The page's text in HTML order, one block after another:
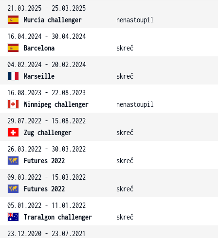
21.03.2025 - 25.03.2025
Murcia challenger
nenastoupil
16.04.2024 - 30.04.2024
Barcelona
skreč
04.02.2024 - 20.02.2024
Marseille
skreč
16.08.2023 - 22.08.2023
Winnipeg challenger
nenastoupil
29.07.2022 - 15.08.2022
Zug challenger
skreč
26.03.2022 - 30.03.2022
Futures 2022
skreč
09.03.2022 - 15.03.2022
Futures 2022
skreč
05.01.2022 - 11.01.2022
Traralgon challenger
skreč
23.12.2020 - 23.07.2021